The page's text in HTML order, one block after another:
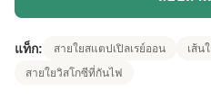
แท็ก: สายใยสแตปเปิลเรย์ออน
เส้น
สายใยวิสโกซีที่กันไฟ